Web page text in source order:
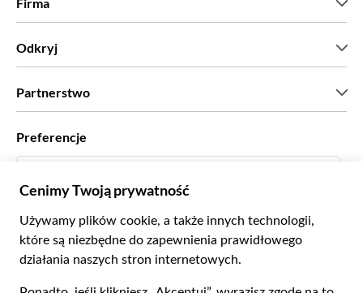
Odkryj
Partnerstwo
Biura podróży
Zostań dostawcą
Become a Distribution Partner
Preferencje
Italiano
Français
Zł Złoty Polski